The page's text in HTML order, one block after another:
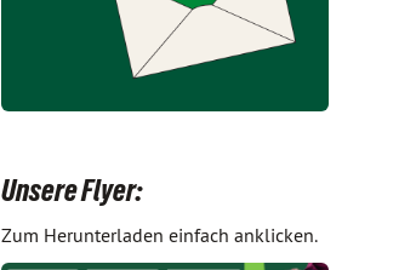
Unsere Flyer:
Zum Herunterladen einfach anklicken.